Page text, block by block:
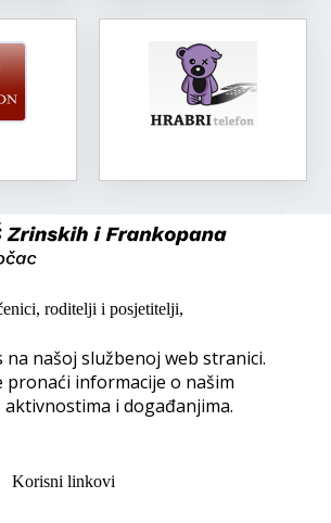
roditelji i posjetitelji,
na našoj službenoj web stranici.
pronaći informacije o našim
i događanjima.
Korisni linkovi